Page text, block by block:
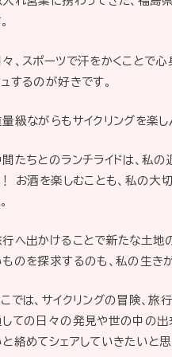
、スポーツで汗をかくことで心
するのが好きです。
級ながらもサイクリングを楽し
たちとのランチライドは、私の
お酒を楽しむことも、私の大
行へ出かけることで新たな土地
のを探求するのも、私の生き
では、サイクリングの冒険、旅
しての日々の発見や世の中の
絡めてシェアしていきたいと思